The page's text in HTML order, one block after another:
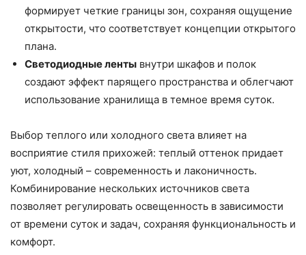
формирует четкие границы зон, сохраняя ощущение
открытости, что соответствует концепции открытого
плана.
Светодиодные ленты внутри шкафов и полок
создают эффект парящего пространства и облегчают
использование хранилища в темное время суток.
Выбор теплого или холодного света влияет на
восприятие стиля прихожей: теплый оттенок придает
уют, холодный – современность и лаконичность.
Комбинирование нескольких источников света
позволяет регулировать освещенность в зависимости
от времени суток и задач, сохраняя функциональность и
комфорт.